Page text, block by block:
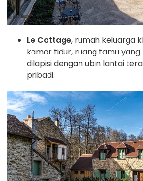
Le Cottage, rumah keluarga
kamar tidur, ruang tamu yang
dilapisi dengan ubin lantai
pribadi.